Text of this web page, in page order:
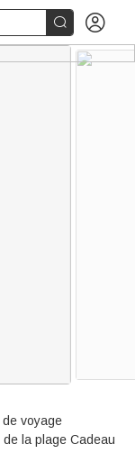
 
voyage
la plage Cadeau